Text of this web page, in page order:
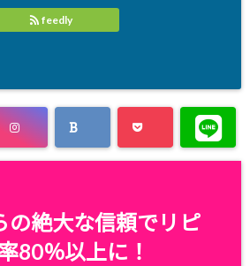
feedly
の絶大な信頼でリピ
80％以上に！